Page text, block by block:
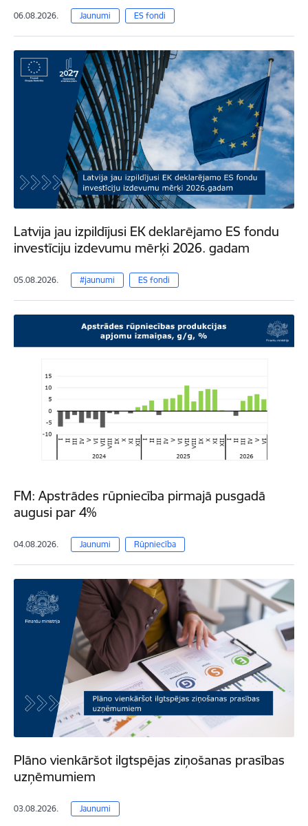
06.08.2026. Jaunumi ES fondi
Latvija jau izpildījusi EK deklarējamo ES fondu
investīciju izdevumu mērķi 2026. gadam
05.08.2026. #jaunumi ES fondi
FM: Apstrādes rūpniecība pirmajā pusgadā
augusi par 4%
04.08.2026. Jaunumi Rūpniecība
Plāno vienkāršot ilgtspējas ziņošanas prasības
uzņēmumiem
03.08.2026. Jaunumi